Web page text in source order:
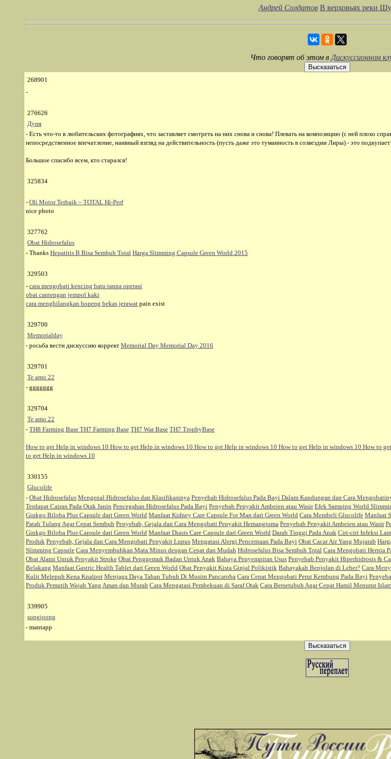
Андрей Солдатов В верховьях реки
Что говорят об этом в Дискуссионном
268901
-
276626
Дуня
- Есть что-то в любительских фотографиях, что заставляет смотреть на них снова и снова! Плевать на композицию (с ней плохо
непосредственное впечатление, наивный взгляд на действительность (пусть даже это туманность в созвездии Лиры) - это подкупает!
Большое спасибо всем, кто старался!
325834
- Oli Motor Terbaik – TOTAL Hi-Perf
nice photo
327762
Obat Hidrosefalus
- Thanks Hepatitis B Bisa Sembuh Total Harga Slimming Capsule Green World 2015
329503
- cara mengobati kencing batu tanpa operasi
obat cantengan jempol kaki
cara menghilangkan bopeng bekas jerawat pain exist
329700
Memorialday
- росьба вести дискуссию коррект Memorial Day Memorial Day 2016
329701
Te amo 22
- ggggggg
329704
Te amo 22
- TH8 Farming Base TH7 Farming Base TH7 War Base TH7 TrophyBase
How to get Help in windows 10 How to get Help in windows 10 How to get Help in windows 10 How to get Help in windows 10 How to
to get Help in windows 10
330155
Glucolife
- Obat Hidrosefalus Mengenal Hidrosefalus dan Klasifikasinya Penyebab Hidrosefalus Pada Bayi Dalam Kandungan dan Cara
Terdapat Cairan Pada Otak Janin Pencegahan Hidrosefalus Pada Bayi Penyebab Penyakit Ambeien atau Wasir Efek Samping World
Ginkgo Biloba Plus Capsule dari Green World Manfaat Kidney Care Capsule For Man dari Green World Cara Membeli Glucolife Manfaat
Patah Tulang Agar Cepat Sembuh Penyebab, Gejala dan Cara Mengobati Penyakit Hemangioma Penyebab Penyakit Ambeien atau Wasir
Ginkgo Biloba Plus Capsule dari Green World Manfaat Diasis Care Capsule dari Green World Darah Tinggi Pada Anak Ciri-ciri Infeksi
Produk Penyebab, Gejala dan Cara Mengobati Penyakit Lupus Mengatasi Alergi Pencernaan Pada Bayi Obat Cacar Air Yang Mujarab
Slimming Capsule Cara Menyembuhkan Mata Minus dengan Cepat dan Mudah Hidrosefalus Bisa Sembuh Total Cara Mengobati Hernia
Obat Alami Untuk Penyakit Stroke Obat Penggemuk Badan Untuk Anak Bahaya Penyempitan Usus Penyebab Penyakit Hiperhidrosis &
Belakang Manfaat Gastric Health Tablet dari Green World Obat Penyakit Kista Ginjal Polikistik Bahayakah Benjolan di Leher? Cara
Kulit Melepuh Kena Knalpot Menjaga Daya Tahan Tubuh Di Musim Pancaroba Cara Cepat Mengobati Perut Kembung Pada Bayi
Produk Pemutih Wajah Yang Aman dan Murah Cara Mengatasi Pembekuan di Saraf Otak Cara Bersetubuh Agar Cepat Hamil Menurut
339905
songjoong
- mantapp